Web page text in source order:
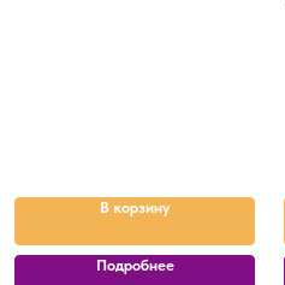
В корзину
Подробнее